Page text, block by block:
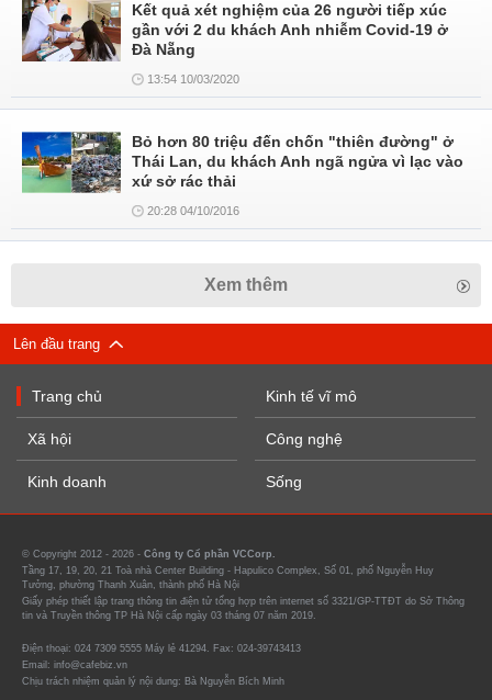
Kết quả xét nghiệm của 26 người tiếp xúc
gần với 2 du khách Anh nhiễm Covid-19 ở
Đà Nẵng
13:54 10/03/2020
Bỏ hơn 80 triệu đến chốn "thiên đường" ở
Thái Lan, du khách Anh ngã ngửa vì lạc vào
xứ sở rác thải
20:28 04/10/2016
Xem thêm
Lên đầu trang
Trang chủ
Xã hội
Kinh doanh
Kinh tế vĩ mô
Công nghệ
Sống
© Copyright 2012 - 2026 - Công ty Cổ phần VCCorp.
Tầng 17, 19, 20, 21 Toà nhà Center Building - Hapulico Complex, Số 01, phố Nguyễn Huy
Tưởng, phường Thanh Xuân, thành phố Hà Nội
Giấy phép thiết lập trang thông tin điện tử tổng hợp trên internet số 3321/GP-TTĐT do Sở Thông
tin và Truyền thông TP Hà Nội cấp ngày 03 tháng 07 năm 2019.
Điện thoại: 024 7309 5555 Máy lẻ 41294. Fax: 024-39743413
Email: info@cafebiz.vn
Chịu trách nhiệm quản lý nội dung: Bà Nguyễn Bích Minh